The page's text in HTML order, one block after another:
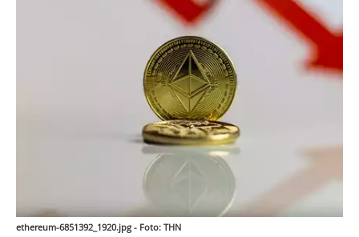
ethereum-6851392_1920.jpg - Foto: THN